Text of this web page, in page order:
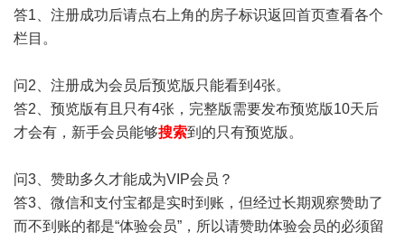
答1、注册成功后请点右上角的房子标识返回首页查看各个
栏目。
问2、注册成为会员后预览版只能看到4张。
答2、预览版有且只有4张，完整版需要发布预览版10天后
才会有，新手会员能够搜索到的只有预览版。
问3、赞助多久才能成为VIP会员？
答3、微信和支付宝都是实时到账，但经过长期观察赞助了
而不到账的都是“体验会员”，所以请赞助体验会员的必须留